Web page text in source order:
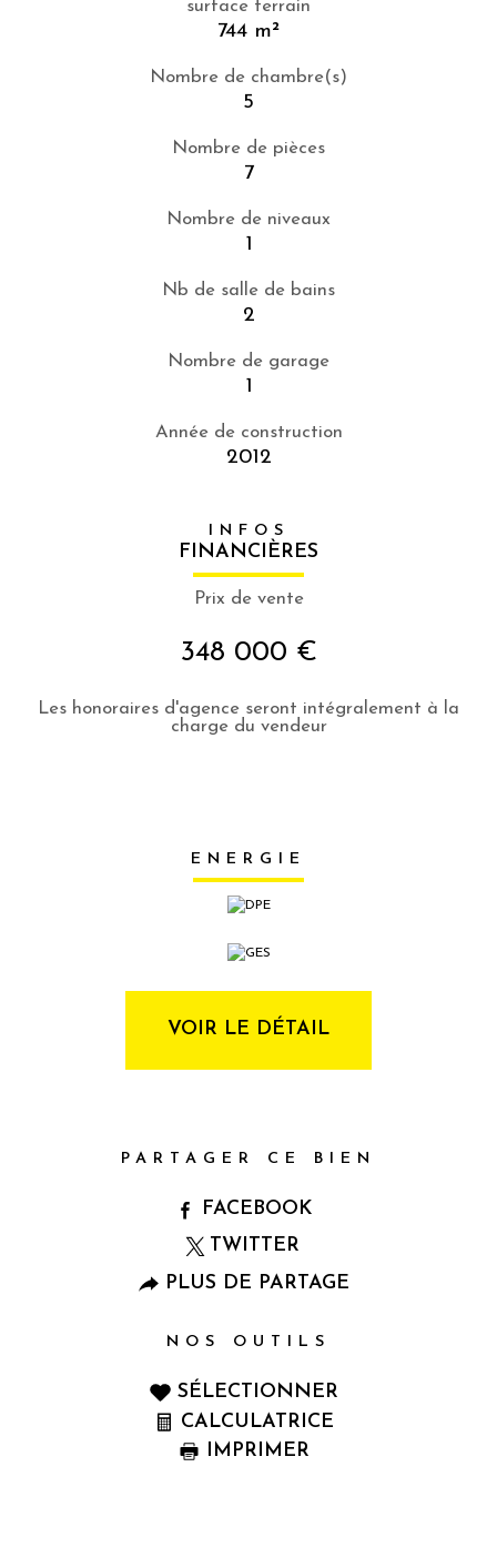
surface terrain
744 m²
Nombre de chambre(s)
5
Nombre de pièces
7
Nombre de niveaux
1
Nb de salle de bains
2
Nombre de garage
1
Année de construction
2012
INFOS
FINANCIÈRES
Prix de vente
348 000 €
Les honoraires d'agence seront intégralement à la
charge du vendeur
ENERGIE
VOIR LE DÉTAIL
PARTAGER CE BIEN
FACEBOOK
TWITTER
PLUS DE PARTAGE
NOS OUTILS
SÉLECTIONNER
CALCULATRICE
IMPRIMER